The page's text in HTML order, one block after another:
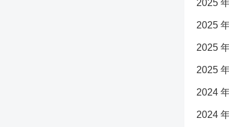
2025
2025
2025
2025
2024
2024